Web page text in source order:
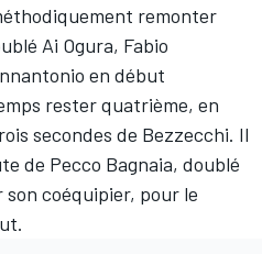
remonter
Ai Ogura, Fabio
en début
rester quatrième, en
secondes de Bezzecchi. Il
de Pecco Bagnaia, doublé
coéquipier, pour le